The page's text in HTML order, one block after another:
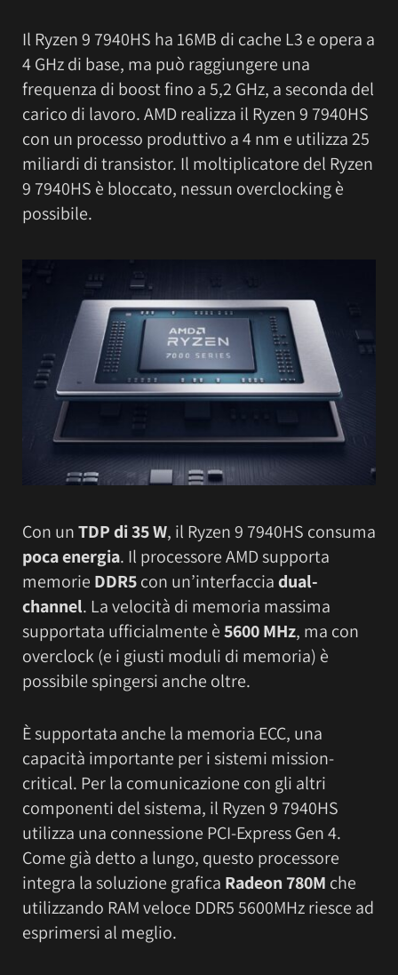
Il Ryzen 9 7940HS ha 16MB di cache L3 e opera a
4 GHz di base, ma può raggiungere una
frequenza di boost fino a 5,2 GHz, a seconda del
carico di lavoro. AMD realizza il Ryzen 9 7940HS
con un processo produttivo a 4 nm e utilizza 25
miliardi di transistor. Il moltiplicatore del Ryzen
9 7940HS è bloccato, nessun overclocking è
possibile.
Con unTDP di 35 W, il Ryzen 9 7940HS consuma
poca energia. Il processore AMD supporta
memorie DDR5con un’interfacciadual-
channel. La velocità di memoria massima
supportata ufficialmente è5600 MHz, ma con
overclock (e i giusti moduli di memoria) è
possibile spingersi anche oltre.
È supportata anche la memoria ECC, una
capacità importante per i sistemi mission-
critical. Per la comunicazione con gli altri
componenti del sistema, il Ryzen 9 7940HS
utilizza una connessione PCI-Express Gen 4.
Come già detto a lungo, questo processore
integra la soluzione grafica Radeon 780M che
utilizzando RAM veloce DDR5 5600MHz riesce ad
esprimersi al meglio.